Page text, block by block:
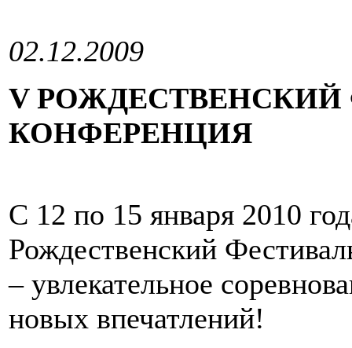
02.12.2009
V РОЖДЕСТВЕНСКИЙ
КОНФЕРЕНЦИЯ
С 12 по 15 января 2010
Рождественский
– увлекательное
новых впечатлений!